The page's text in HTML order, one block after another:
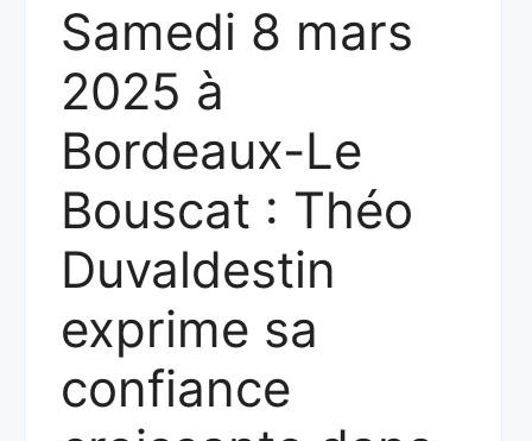
Samedi 8 mars
2025 à
Bordeaux-Le
Bouscat : Théo
Duvaldestin
exprime sa
confiance